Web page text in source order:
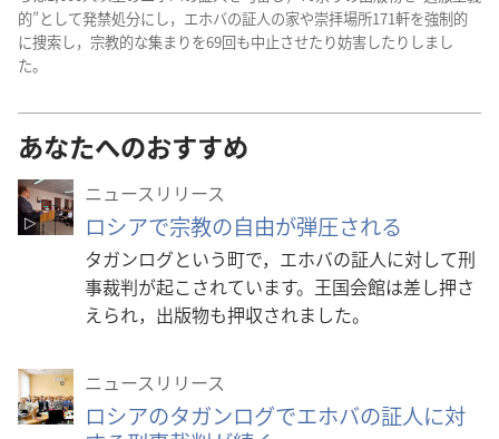
的”として発禁処分にし，エホバの証人の家や崇拝場所171軒を強制的
に捜索し，宗教的な集まりを69回も中止させたり妨害したりしまし
た。
あなたへのおすすめ
ニュースリリース
ロシアで宗教の自由が弾圧される
タガンログという町で，エホバの証人に対して刑
事裁判が起こされています。王国会館は差し押さ
えられ，出版物も押収されました。
ニュースリリース
ロシアのタガンログでエホバの証人に対